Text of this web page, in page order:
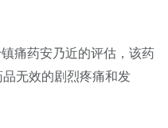
药安乃近的评估，该药
无效的剧烈疼痛和发